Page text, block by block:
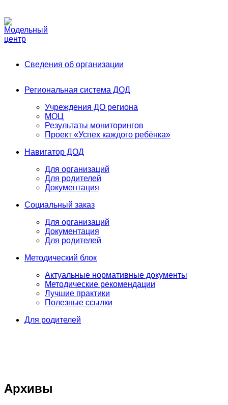
Сведения об организации
Региональная система ДОД
Учреждения ДО региона
МОЦ
Результаты мониторингов
Проект «Успех каждого ребёнка»
Навигатор ДОД
Для организаций
Для родителей
Документация
Социальный заказ
Для организаций
Документация
Для родителей
Методический блок
Актуальные нормативные документы
Методические рекомендации
Лучшие практики
Полезные ссылки
Для родителей
Архивы